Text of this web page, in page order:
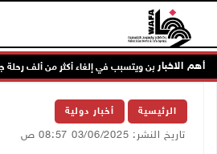
أهم الاخبار
شرق الصين ويتسبب في إلغاء أكثر من ألف رحلة جوية
الرئيسية أخبار دولية
تاريخ النشر: 03/06/2025 08:57 ص